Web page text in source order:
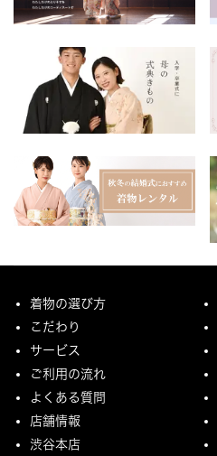
着物の選び方
こだわり
サービス
ご利用の流れ
よくある質問
店舗情報
渋谷本店